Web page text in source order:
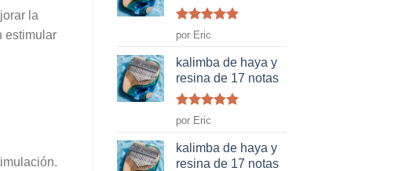
la
estimular
Rated
5
por Eric
kalimba de haya y
resina de 17 notas
Rated
5
por Eric
kalimba de haya y
resina de 17 notas